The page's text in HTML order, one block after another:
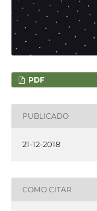
PDF
PUBLICADO
21-12-2018
COMO CITAR